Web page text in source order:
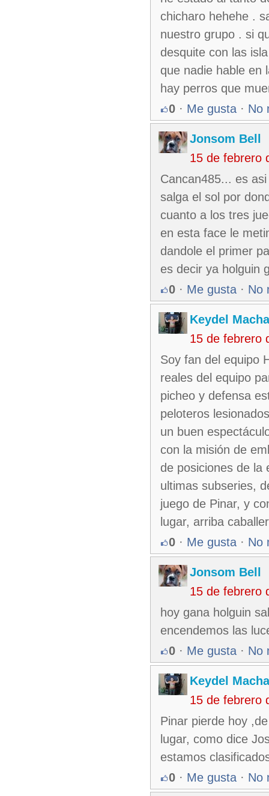
chicharo hehehe .
nuestro grupo . si
desquite con las
que nadie hable en
hay perros que
0 · Me gusta · No
Jonsom Bell
15 de febrero
Cancan485... es
salga el sol por
cuanto a los tres
en esta face le
dandole el primer
es decir ya holguin
0 · Me gusta · No
Keydel
15 de febrero
Soy fan del equipo
reales del equipo
picheo y defensa
peloteros
un buen
con la misión de
de posiciones de la
ultimas subseries,
juego de Pinar, y
lugar, arriba
0 · Me gusta · No
Jonsom Bell
15 de febrero
hoy gana holguin
encendemos las
0 · Me gusta · No
Keydel
15 de febrero
Pinar pierde hoy
lugar, como dice
estamos
0 · Me gusta · No